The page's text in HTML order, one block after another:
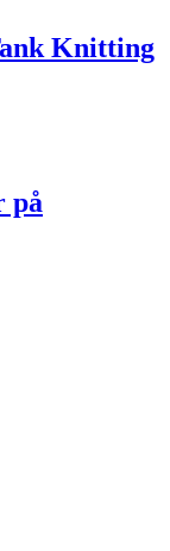
Knitting
på